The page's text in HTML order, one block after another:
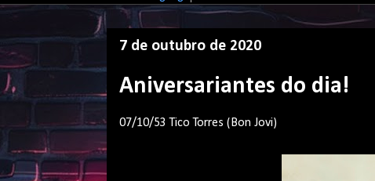
7 de outubro de 2020
Aniversariantes do dia!
07/10/53 Tico Torres (Bon Jovi)